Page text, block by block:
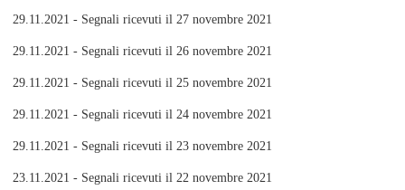
29.11.2021 - Segnali ricevuti il 27 novembre 2021
29.11.2021 - Segnali ricevuti il 26 novembre 2021
29.11.2021 - Segnali ricevuti il 25 novembre 2021
29.11.2021 - Segnali ricevuti il 24 novembre 2021
29.11.2021 - Segnali ricevuti il 23 novembre 2021
23.11.2021 - Segnali ricevuti il 22 novembre 2021